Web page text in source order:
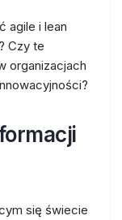
agile i lean
Czy te
organizacjach
się świecie